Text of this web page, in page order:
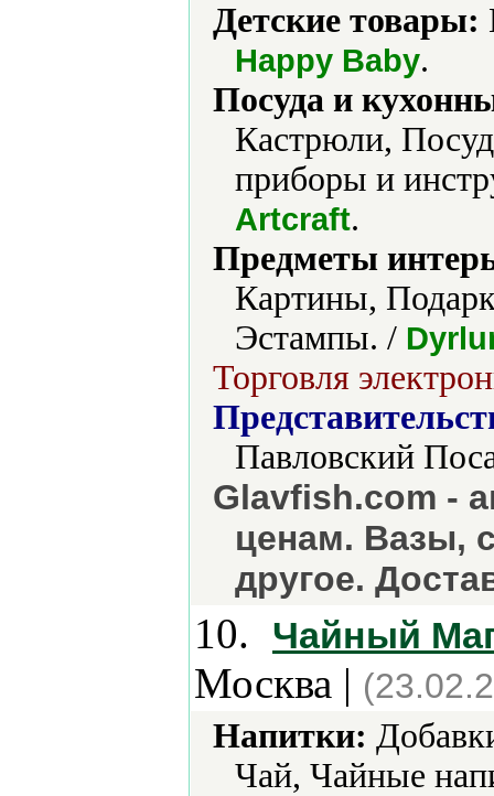
Детские товары:
Happy Baby.
Посуда и
Кастрюли,
приборы и
Artcraft.
Предметы
Картины,
Эстампы. /
Торговля
Павловский
Glavfish.com -
ценам. Вазы,
другое.
10. Чайный
Москва |
Напитки:
Чай, Чайные